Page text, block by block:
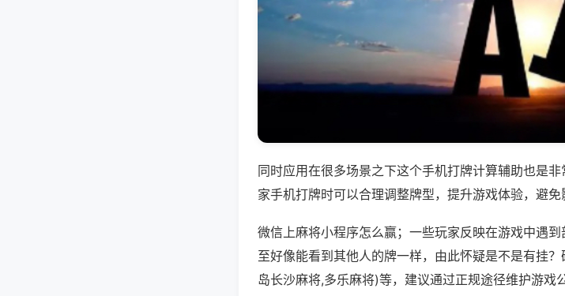
同时应用在很多场景之下这个手机打牌计算辅助也是
家手机打牌时可以合理调整牌型，提升游戏体验，避免
微信上麻将小程序怎么赢；一些玩家反映在游戏中遇
至好像能看到其他人的牌一样，由此怀疑是不是有挂
岛长沙麻将,多乐麻将)等，建议通过正规途径维护游戏公